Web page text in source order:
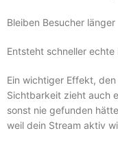
Bleiben Besucher länger
Entsteht schneller echte
Ein wichtiger Effekt,
Sichtbarkeit zieht auch
sonst nie gefunden
weil dein Stream aktiv